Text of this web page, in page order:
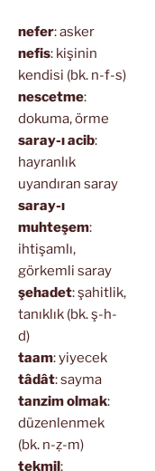
nefer: asker
nefis: kişinin
kendisi (bk. n-f-s)
nescetme:
dokuma, örme
saray-ı acib:
hayranlık
uyandıran saray
saray-ı
muhteşem:
ihtişamlı,
görkemli saray
şehadet: şahitlik,
tanıklık (bk. ş-h-
d)
taam: yiyecek
tâdât: sayma
tanzim olmak:
düzenlenmek
(bk. n-ẓ-m)
tekmil: